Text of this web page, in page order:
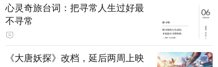
心灵奇旅台词：把寻常人生过好最
不寻常
《大唐妖探》改档，延后两周上映